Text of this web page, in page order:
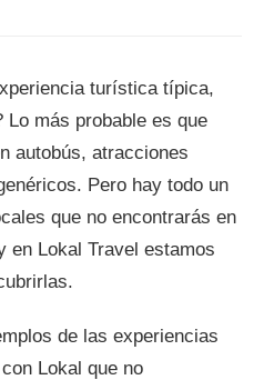
turística típica,
Lo más probable es que
autobús, atracciones
Pero hay todo un
que no encontrarás en
en Lokal Travel estamos
de las experiencias
Lokal que no